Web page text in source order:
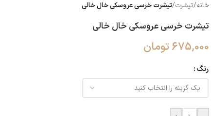
خانه/تیشرت/تیشرت خرسی عروسکی خال خالی
تیشرت خرسی عروسکی خال خالی
675,000تومان
رنگ